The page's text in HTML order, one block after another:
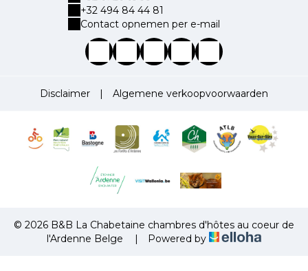
+32 494 84 44 81
Contact opnemen per e-mail
Disclaimer | Algemene verkoopvoorwaarden
© 2026 B&B La Chabetaine chambres d'hôtes au coeur de
l'Ardenne Belge
| Powered by